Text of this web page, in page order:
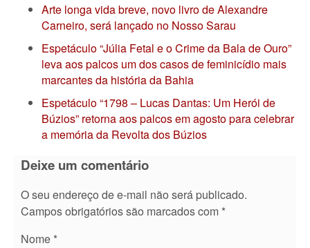
Arte longa vida breve, novo livro de Alexandre
Carneiro, será lançado no Nosso Sarau
Espetáculo “Júlia Fetal e o Crime da Bala de Ouro”
leva aos palcos um dos casos de feminicídio mais
marcantes da história da Bahia
Espetáculo “1798 – Lucas Dantas: Um Herói de
Búzios” retorna aos palcos em agosto para celebrar
a memória da Revolta dos Búzios
Deixe um comentário
O seu endereço de e-mail não será publicado.
Campos obrigatórios são marcados com *
Nome *